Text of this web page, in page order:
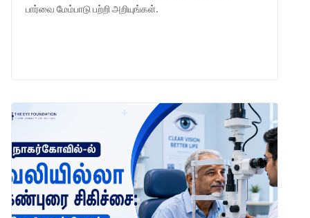
பார்வை மேம்பாடு பற்றி அறியுங்கள்.